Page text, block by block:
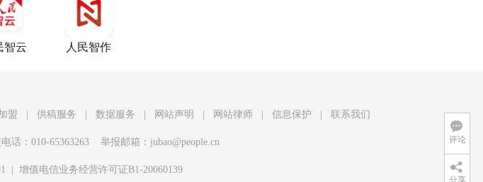
智云 人民智作
盟 | 供稿服务 | 数据服务 | 网站声明 | 网站律师 | 信息保护 | 联系我们
话：010-65363263 举报邮箱： jubao@people.cn
| 增值电信业务经营许可证B1-20060139
评论
分享